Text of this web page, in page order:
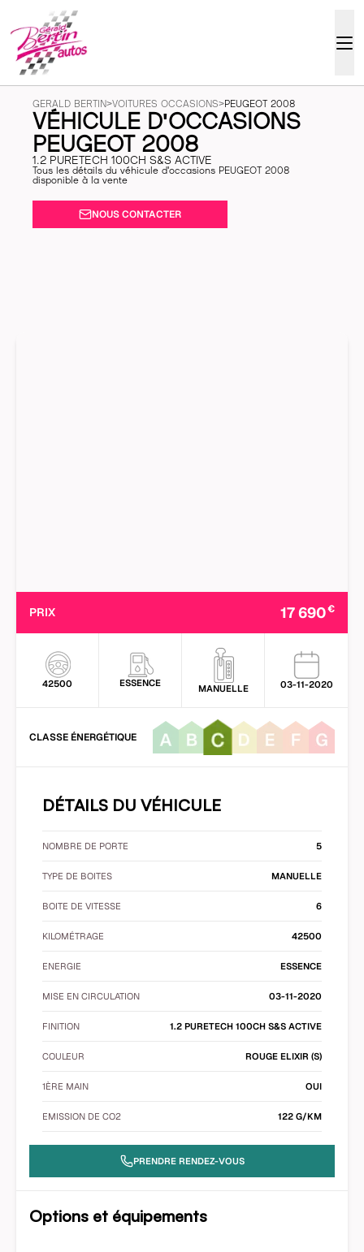
GERALD BERTIN>VOITURES OCCASIONS>PEUGEOT 2008
VÉHICULE D'OCCASIONS
PEUGEOT 2008
1.2 PURETECH 100CH S&S ACTIVE
Tous les détails du véhicule d'occasions PEUGEOT 2008
disponible à la vente
NOUS CONTACTER
PRIX 17 690€
42500 ESSENCE MANUELLE 03-11-2020
CLASSE ÉNERGÉTIQUE
DÉTAILS DU VÉHICULE
NOMBRE DE PORTE 5
TYPE DE BOITES MANUELLE
BOITE DE VITESSE 6
KILOMÉTRAGE 42500
ENERGIE ESSENCE
MISE EN CIRCULATION 03-11-2020
FINITION 1.2 PURETECH 100CH S&S ACTIVE
COULEUR ROUGE ELIXIR (S)
1ÈRE MAIN OUI
EMISSION DE CO2 122 G/KM
PRENDRE RENDEZ-VOUS
Options et équipements